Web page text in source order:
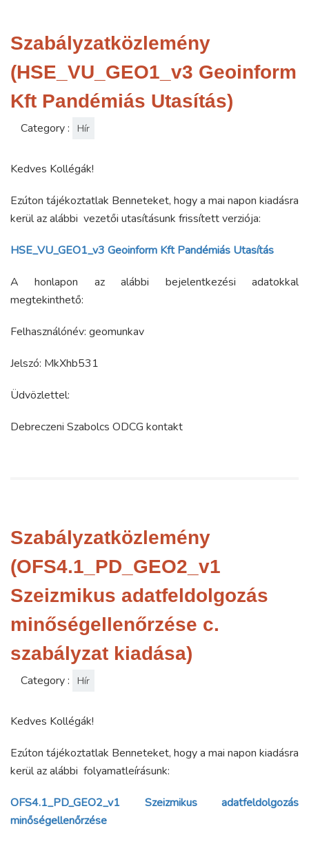
Szabályzatközlemény
(HSE_VU_GEO1_v3 Geoinform
Kft Pandémiás Utasítás)
Category : Hír
Kedves Kollégák!
Ezúton tájékoztatlak Benneteket, hogy a mai napon kiadásra
kerül az alábbi vezetői utasításunk frissített verziója:
HSE_VU_GEO1_v3 Geoinform Kft Pandémiás Utasítás
A honlapon az alábbi bejelentkezési adatokkal
megtekinthető:
Felhasználónév: geomunkav
Jelszó: MkXhb531
Üdvözlettel:
Debreczeni Szabolcs ODCG kontakt
Szabályzatközlemény
(OFS4.1_PD_GEO2_v1
Szeizmikus adatfeldolgozás
minőségellenőrzése c.
szabályzat kiadása)
Category : Hír
Kedves Kollégák!
Ezúton tájékoztatlak Benneteket, hogy a mai napon kiadásra
kerül az alábbi folyamatleírásunk:
OFS4.1_PD_GEO2_v1 Szeizmikus adatfeldolgozás
minőségellenőrzése